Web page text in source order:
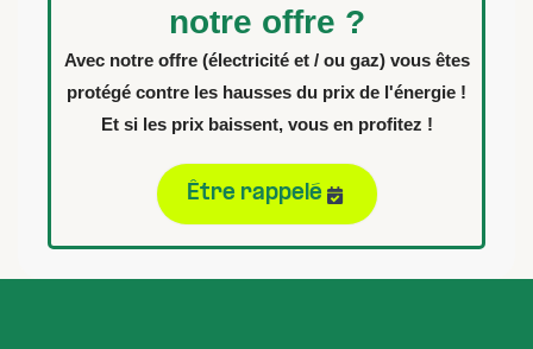
notre offre ?
Avec notre offre (électricité et / ou gaz) vous êtes
protégé contre les hausses du prix de l'énergie !
Et si les prix baissent, vous en profitez !
Être rappelé